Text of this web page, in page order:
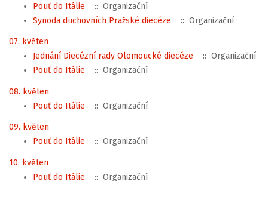
Pouť do Itálie
:: Organizační
Synoda duchovních Pražské diecéze
:: Organizační
07. květen
Jednání Diecézní rady Olomoucké diecéze
:: Organizační
Pouť do Itálie
:: Organizační
08. květen
Pouť do Itálie
:: Organizační
09. květen
Pouť do Itálie
:: Organizační
10. květen
Pouť do Itálie
:: Organizační